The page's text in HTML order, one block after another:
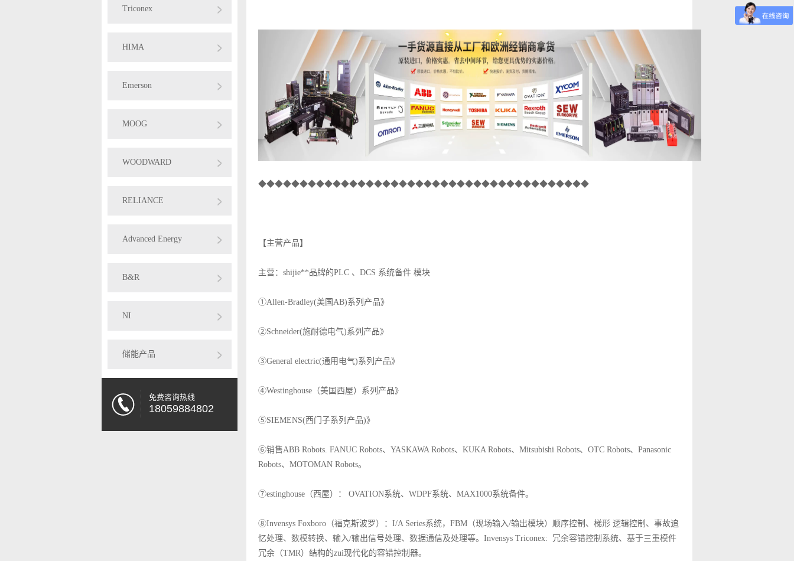
Triconex
HIMA
Emerson
MOOG
WOODWARD
RELIANCE
Advanced Energy
B&R
NI
储能产品
免费咨询热线
18059884802
◆◆◆◆◆◆◆◆◆◆◆◆◆◆◆◆◆◆◆◆◆◆◆◆◆◆◆◆◆◆◆◆◆◆◆◆◆◆◆◆
【主营产品】
主营：shijie**品牌的PLC 、DCS 系统备件 模块
①Allen-Bradley(美国AB)系列产品》
②Schneider(施耐德电气)系列产品》
③General electric(通用电气)系列产品》
④Westinghouse（美国西屋）系列产品》
⑤SIEMENS(西门子系列产品)》
⑥销售ABB Robots. FANUC Robots、YASKAWA Robots、KUKA Robots、Mitsubishi Robots、OTC Robots、Panasonic
Robots、MOTOMAN Robots。
⑦estinghouse（西屋）： OVATION系统、WDPF系统、MAX1000系统备件。
⑧Invensys Foxboro（福克斯波罗）：I/A Series系统，FBM（现场输入/输出模块）顺序控制、梯形 逻辑控制、事故追
忆处理、数模转换、输入/输出信号处理、数据通信及处理等。Invensys Triconex: 冗余容错控制系统、基于三重模件
冗余（TMR）结构的zui现代化的容错控制器。